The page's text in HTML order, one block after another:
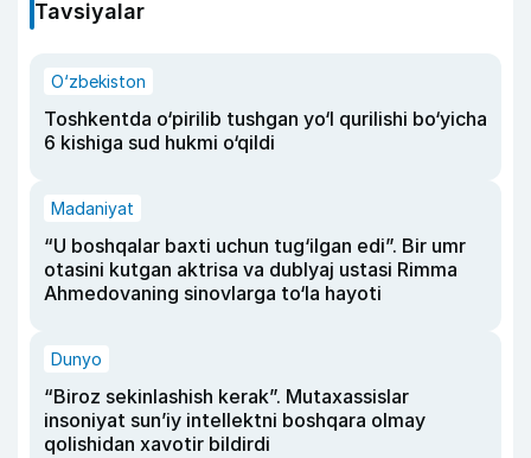
Tavsiyalar
O‘zbekiston
Toshkentda o‘pirilib tushgan yo‘l qurilishi bo‘yicha
6 kishiga sud hukmi o‘qildi
Madaniyat
“U boshqalar baxti uchun tug‘ilgan edi”. Bir umr
otasini kutgan aktrisa va dublyaj ustasi Rimma
Ahmedovaning sinovlarga to‘la hayoti
Dunyo
“Biroz sekinlashish kerak”. Mutaxassislar
insoniyat sun’iy intellektni boshqara olmay
qolishidan xavotir bildirdi